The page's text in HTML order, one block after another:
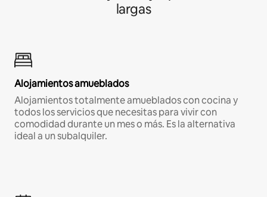
largas
Alojamientos amueblados
Alojamientos totalmente amueblados con cocina y
todos los servicios que necesitas para vivir con
comodidad durante un mes o más. Es la alternativa
ideal a un subalquiler.